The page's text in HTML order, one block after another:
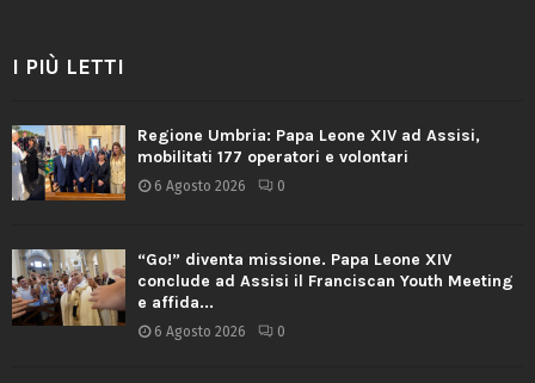
I PIÙ LETTI
Regione Umbria: Papa Leone XIV ad Assisi,
mobilitati 177 operatori e volontari
6 Agosto 2026 0
“Go!” diventa missione. Papa Leone XIV
conclude ad Assisi il Franciscan Youth Meeting
e affida...
6 Agosto 2026 0